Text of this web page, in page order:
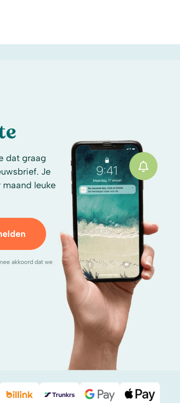
dat graag
Je
leuke
akkoord dat we
Express
Billink DHL Google PayApple Pay